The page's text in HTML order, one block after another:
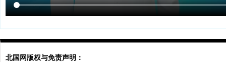
北国网版权与免责声明：